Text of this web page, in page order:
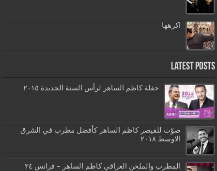
اكرهها
Latest Posts
حفلة كاظم الساهر لرأس السنة الجديدة ٢٠١٥
صوّت للقيصر كاظم الساهر كأفضل مطرب في الشرق
الاوسط ٢٠١٨
المطرب والملحن العراقي كاظم الساهر – فرانس ٢٤